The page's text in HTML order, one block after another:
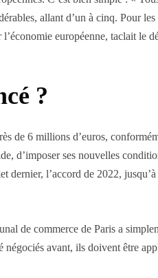
allant d’un à cinq. Pour les
européenne, taclait le
?
de 6 millions d’euros,
d’imposer ses nouvelles
l’accord de 2022,
de commerce de Paris a
négociés avant, ils doivent être